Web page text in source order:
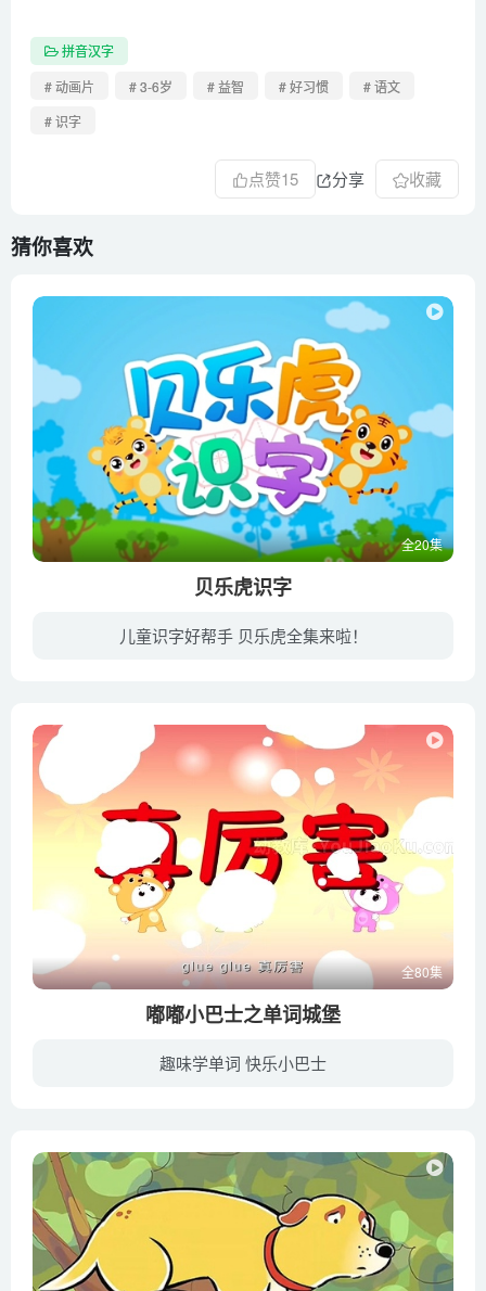
第48集 卖艺赚钱（琴、棋、画、书、球）
第49集 大家来数数（一、二、三、四、五、六、七、八、
第51集 奇奇布（买、卖、布、麻、棉、丝）
第52集 新衣服（衣、裤、裙、袜、帽）
第53集 向前过（车、轮、船、机、停）
第55集 口渴了（渴、喝、茶、汤、鲜）
第56集 分调料（面、糖、盐、酱、醋）
第57集 一起做饼干（辣、酸、甜、咸、苦）
第58集 假病真治（头、牙、舌、皮、心）
第59集 风铃饼干（圆、方、尖、弯、直）
第60集 消失的妙妙锅（杯、瓶、碗、盆、锅）
第61集 真假字精灵（真、假、纸、好、坏）
第62集 三三回归（忘、救、思、想、念）
第63集 智闯五关（问、闻、闪、闷、闯）
第64集 春天在哪里（芽、柳、香、春）
第65集 调皮的夏天（扇、逃、追、夏）
第68集 过桥（明、早、尘、坡、炮）
第69集 拼图
第70集 丢东西的字精灵（旦、旧、由、甲、申）
第71集 小船快跑
第72集 坏掉的珍珠项链
第73集 格子格子跳跳跳（午、本、体、甩、用）
第74集 我是小医生（医生、护士、针、药、病）
第75集 考试啦（考试、学校、教室、老师）
第76集 小小邮递员（邮递员、工、警察、司、厨）
第77集 好孩子徽章（谢、不客气、对、起、没、系）
第78集 谁是研字精灵（燕、焰、艳、厌、研）
拼音汉字
# 动画片
# 3-6岁 # 益智 # 好习惯
# 语文
# 识字
点赞15 分享 收藏
猜你喜欢
全20集
贝乐虎识字
儿童识字好帮手 贝乐虎全集来啦！
全80集
嘟嘟小巴士之单词城堡
趣味学单词 快乐小巴士